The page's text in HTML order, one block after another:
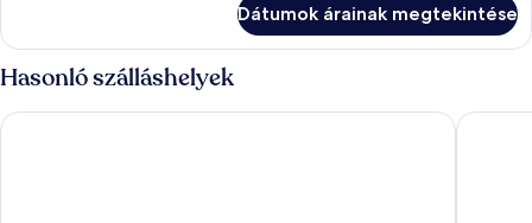
Dátumok árainak megtekintése
Hasonló szálláshelyek
Hotel Parentium Plava Laguna